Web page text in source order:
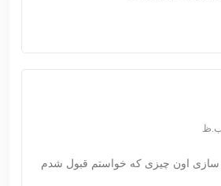
سازی اون چیزی که خواستم قبول شدم